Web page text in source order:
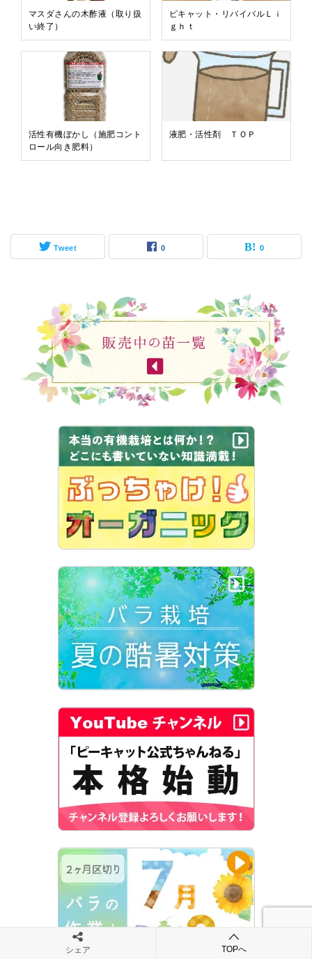
マスダさんの木酢液（取り扱
い終了）
ピキャット・リバイバルＬｉ
ｇｈｔ
活性有機ぼかし（施肥コント
ロール向き肥料）
液肥・活性剤 ＴＯＰ
Tweet 0 0
シェア TOPへ